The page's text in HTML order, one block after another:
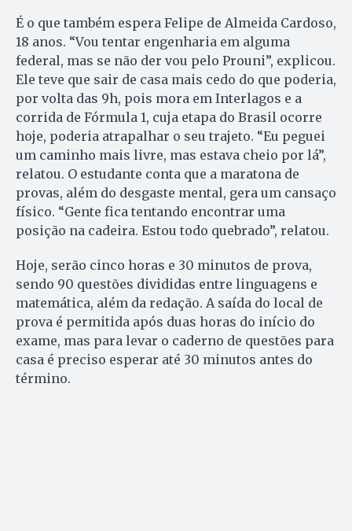
É o que também espera Felipe de Almeida Cardoso,
18 anos. “Vou tentar engenharia em alguma
federal, mas se não der vou pelo Prouni”, explicou.
Ele teve que sair de casa mais cedo do que poderia,
por volta das 9h, pois mora em Interlagos e a
corrida de Fórmula 1, cuja etapa do Brasil ocorre
hoje, poderia atrapalhar o seu trajeto. “Eu peguei
um caminho mais livre, mas estava cheio por lá”,
relatou. O estudante conta que a maratona de
provas, além do desgaste mental, gera um cansaço
físico. “Gente fica tentando encontrar uma
posição na cadeira. Estou todo quebrado”, relatou.
Hoje, serão cinco horas e 30 minutos de prova,
sendo 90 questões divididas entre linguagens e
matemática, além da redação. A saída do local de
prova é permitida após duas horas do início do
exame, mas para levar o caderno de questões para
casa é preciso esperar até 30 minutos antes do
término.